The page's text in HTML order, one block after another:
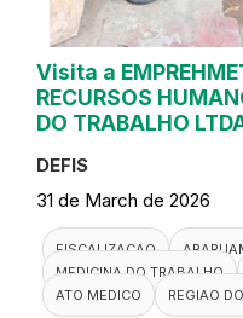
Visita a
RECURSOS
DO TRABALHO
DEFIS
31 de March de 2026
FISCALIZACAO
MEDICINA DO TRABALHO
ATO MEDICO
REGIAO